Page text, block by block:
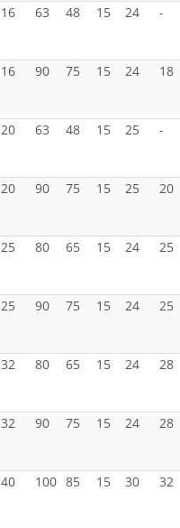
16 63 48 15 24 -
16 90 75 15 24 18
20 63 48 15 25 -
20 90 75 15 25 20
25 80 65 15 24 25
25 90 75 15 24 25
32 80 65 15 24 28
32 90 75 15 24 28
40 100 85 15 30 32